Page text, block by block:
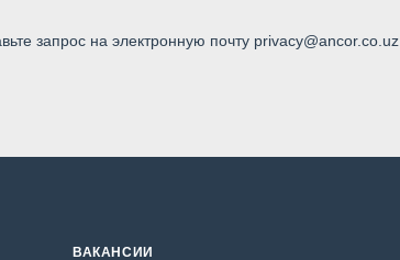
запрос на электронную почту privacy@ancor.co.uz
ВАКАНСИИ